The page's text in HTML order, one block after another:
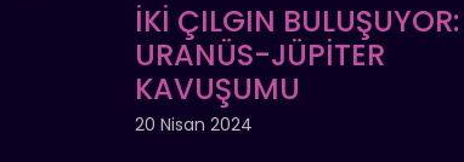
İKİ ÇILGIN BULUŞUYOR:
URANÜS-JÜPİTER
KAVUŞUMU
20 Nisan 2024